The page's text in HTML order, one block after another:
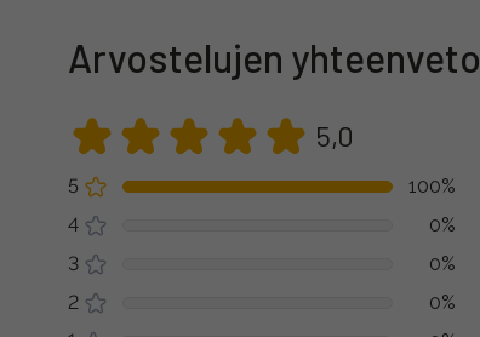
Arvostelujen yhteenveto
5,0
5
100%
4
0%
3
0%
2
0%